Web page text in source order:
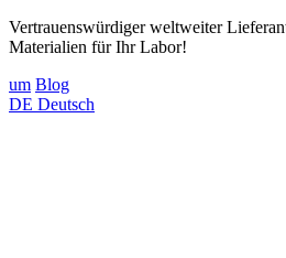
Vertrauenswürdiger weltweiter
Materialien für Ihr Labor!
um Blog
DE Deutsch